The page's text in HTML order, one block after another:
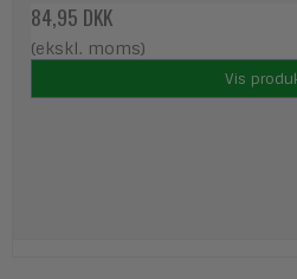
84,95 DKK
(ekskl. moms)
Vis